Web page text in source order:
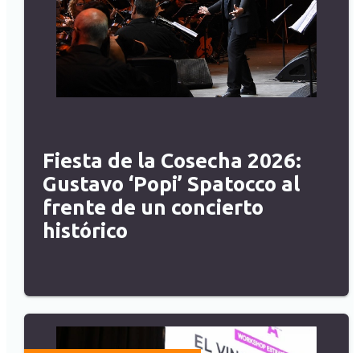
Fiesta de la Cosecha 2026:
Gustavo ‘Popi’ Spatocco al
frente de un concierto
histórico